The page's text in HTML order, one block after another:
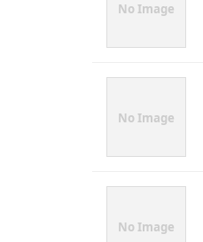
No Image
No Image
No Image